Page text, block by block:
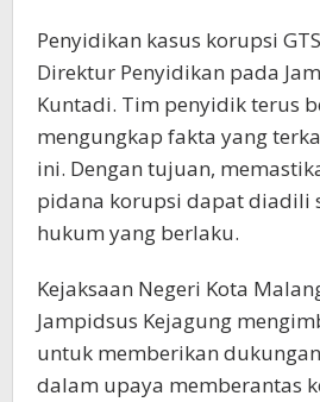
Penyidikan kasus korupsi
Direktur Penyidikan pada
Kuntadi. Tim penyidik terus
mengungkap fakta yang
ini. Dengan tujuan,
pidana korupsi dapat diadili
hukum yang berlaku.
Kejaksaan Negeri Kota
Jampidsus Kejagung
untuk memberikan
dalam upaya memberantas